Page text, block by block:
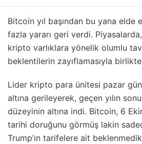
Bitcoin yıl başından bu yana elde
fazla yararı geri verdi.
kripto varlıklara yönelik olumlu
beklentilerin zayıflamasıyla birlikte
Lider kripto para ünitesi pazar
altına gerileyerek, geçen yılın
düzeyinin altına indi. Bitcoin, 6
tarihi doruğunu görmüş lakin
Trump’ın tarifelere ait beklenmedik